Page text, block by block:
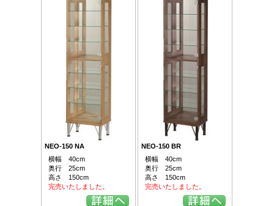
NEO-150 NA
横幅 40cm
奥行 25cm
高さ 150cm
完売いたしました。
NEO-150 BR
横幅 40cm
奥行 25cm
高さ 150cm
完売いたしました。